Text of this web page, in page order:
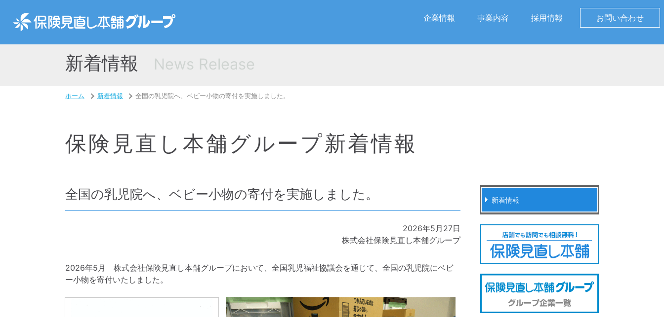
企業情報 事業内容 採用情報 お問い合わせ
新着情報 News Release
ホーム 新着情報 全国の乳児院へ、ベビー小物の寄付を実施しました。
保険見直し本舗グループ新着情報
全国の乳児院へ、ベビー小物の寄付を実施しました。
2026年5月27日
株式会社保険見直し本舗グループ
2026年5月 株式会社保険見直し本舗グループにおいて、全国乳児福祉協議会を通じて、全国の乳児院にベビ
ー小物を寄付いたしました。
新着情報